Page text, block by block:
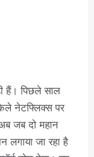
हैं। पिछले साल
नेटफ्लिक्स पर
जब दो महान
लगाया जा रहा है